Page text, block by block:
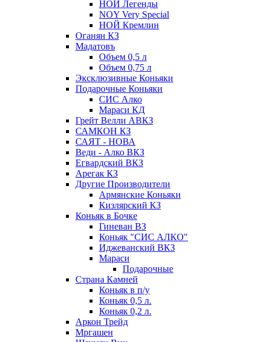
НОЙ Легенды
NOY Very Speсial
НОЙ Кремлин
Оганян КЗ
Мадатовъ
Объем 0,5 л
Объем 0,75 л
Эксклюзивные Коньяки
Подарочные Коньяки
СИС Алко
Мараси КД
Грейт Велли АВКЗ
САМКОН КЗ
САЯТ - НОВА
Веди - Алко ВКЗ
Егвардский ВКЗ
Арегак КЗ
Другие Производители
Армянские Коньяки
Кизлярский КЗ
Коньяк в Бочке
Гиневан ВЗ
Коньяк "СИС АЛКО"
Иджеванский ВКЗ
Мараси
Подарочные
Страна Камней
Коньяк в п/у
Коньяк 0,5 л.
Коньяк 0,2 л.
Аркон Трейд
Мргашен